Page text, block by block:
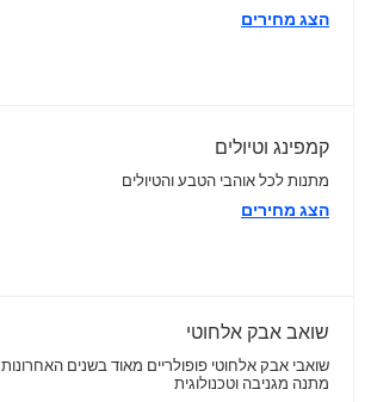
הצג מחירים
קמפינג וטיולים
מתנות לכל אוהבי הטבע והטיולים
הצג מחירים
שואב אבק אלחוטי
שואבי אבק אלחוטי פופולריים מאוד בשנים האחרונות,
מתנה מגניבה וטכנולוגית